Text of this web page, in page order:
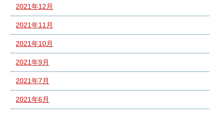
2021年12月
2021年11月
2021年10月
2021年9月
2021年7月
2021年6月